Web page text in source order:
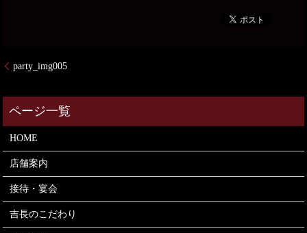
party_img005
HOME
店舗案内
接待・宴会
吉長のこだわり